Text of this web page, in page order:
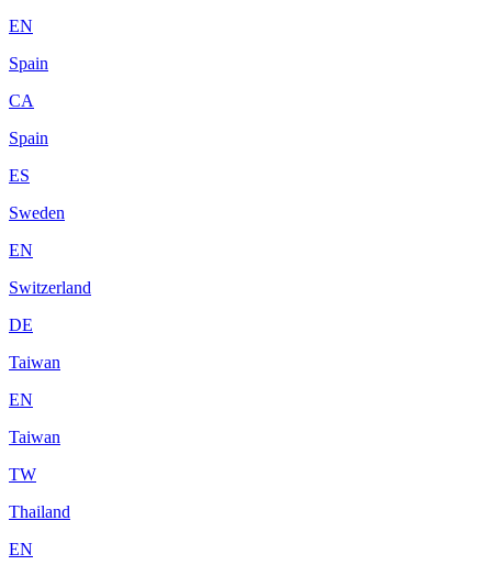
EN
Spain
CA
Spain
ES
Sweden
EN
Switzerland
DE
Taiwan
EN
Taiwan
TW
Thailand
EN